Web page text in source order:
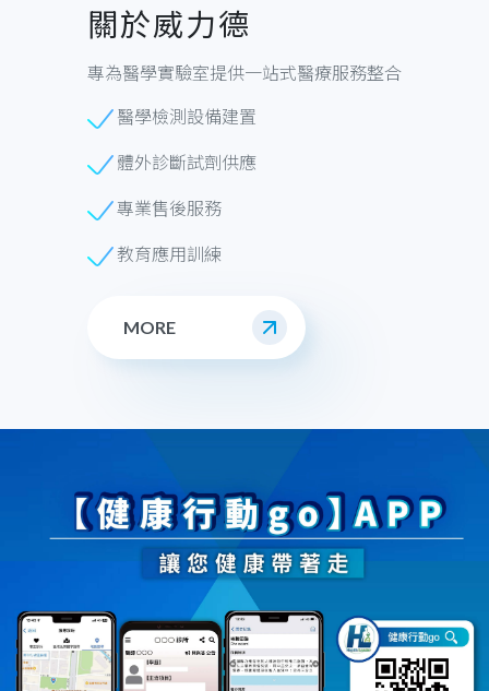
關於威力德
專為醫學實驗室提供一站式醫療服務整合
醫學檢測設備建置
體外診斷試劑供應
專業售後服務
教育應用訓練
MORE